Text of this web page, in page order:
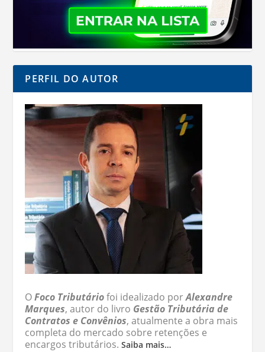
PERFIL DO AUTOR
OFoco Tributáriofoi idealizado porAlexandre
Marques, autor do livro Gestão Tributária de
Contratos e Convênios, atualmente a obra mais
completa do mercado sobre retenções e
encargos tributários.Saiba mais…